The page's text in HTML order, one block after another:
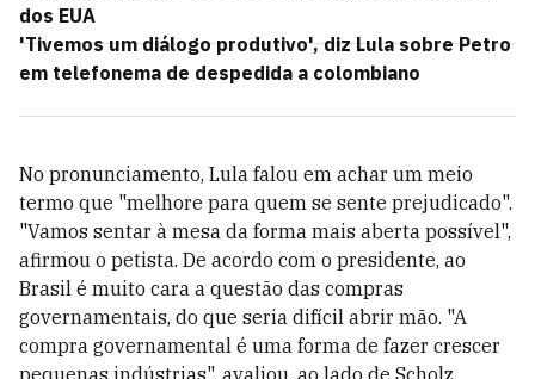
dos EUA
'Tivemos um diálogo produtivo', diz Lula sobre Petro
em telefonema de despedida a colombiano
No pronunciamento, Lula falou em achar um meio
termo que "melhore para quem se sente prejudicado".
"Vamos sentar à mesa da forma mais aberta possível",
afirmou o petista. De acordo com o presidente, ao
Brasil é muito cara a questão das compras
governamentais, do que seria difícil abrir mão. "A
compra governamental é uma forma de fazer crescer
pequenas indústrias", avaliou, ao lado de Scholz.